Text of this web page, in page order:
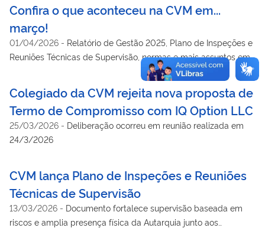
Confira o que aconteceu na CVM em...
março!
01/04/2026 - Relatório de Gestão 2025, Plano de Inspeções e
Reuniões Técnicas de Supervisão, normas e mais assuntos em
Colegiado da CVM rejeita nova proposta de
Termo de Compromisso com IQ Option LLC
25/03/2026 - Deliberação ocorreu em reunião realizada em
24/3/2026
CVM lança Plano de Inspeções e Reuniões
Técnicas de Supervisão
13/03/2026 - Documento fortalece supervisão baseada em
riscos e amplia presença física da Autarquia junto aos